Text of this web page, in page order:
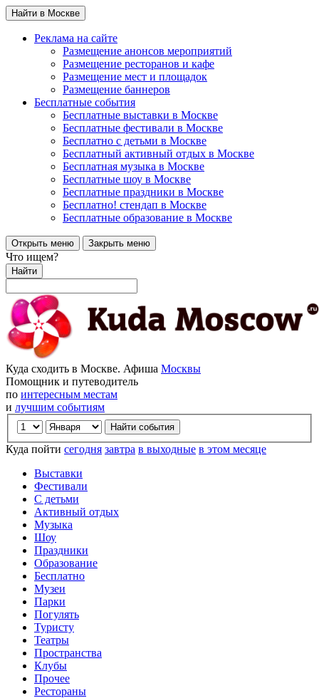
Найти в Москве
Реклама на сайте
Размещение анонсов мероприятий
Размещение ресторанов и кафе
Размещение мест и площадок
Размещение баннеров
Бесплатные события
Бесплатные выставки в Москве
Бесплатные фестивали в Москве
Бесплатно с детьми в Москве
Бесплатный активный отдых в Москве
Бесплатная музыка в Москве
Бесплатные шоу в Москве
Бесплатные праздники в Москве
Бесплатно! стендап в Москве
Бесплатные образование в Москве
Открыть меню Закрыть меню
Что ищем?
Найти
Куда сходить в Москве. Афиша Москвы
Помощник и путеводитель
по интересным местам
и лучшим событиям
Куда пойти сегодня завтра в выходные в этом месяце
Выставки
Фестивали
С детьми
Активный отдых
Музыка
Шоу
Праздники
Образование
Бесплатно
Музеи
Парки
Погулять
Туристу
Театры
Пространства
Клубы
Прочее
Рестораны